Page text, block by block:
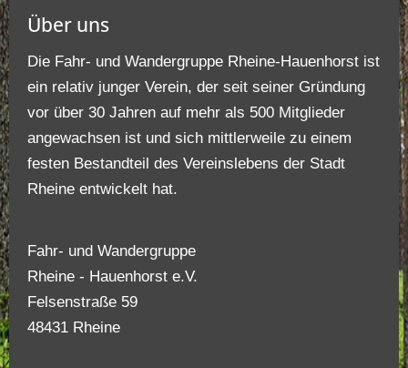
Über uns
Die Fahr- und Wandergruppe Rheine-Hauenhorst ist
ein relativ junger Verein, der seit seiner Gründung
vor über 30 Jahren auf mehr als 500 Mitglieder
angewachsen ist und sich mittlerweile zu einem
festen Bestandteil des Vereinslebens der Stadt
Rheine entwickelt hat.
Fahr- und Wandergruppe
Rheine - Hauenhorst e.V.
Felsenstraße 59
48431 Rheine